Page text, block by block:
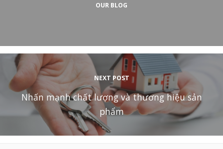
OUR BLOG
NEXT POST
Nhấn mạnh chất lượng và thương hiệu sản
phẩm